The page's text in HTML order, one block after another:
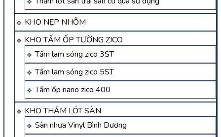
KHO NẸP NHÔM
KHO TẤM ỐP TƯỜNG ZICO
Tấm lam sóng zico 3ST
Tấm lam sóng zico 5ST
Tấm ốp nano zico 400
KHO THẢM LÓT SÀN
Sàn nhựa Vinyl Bình Dương